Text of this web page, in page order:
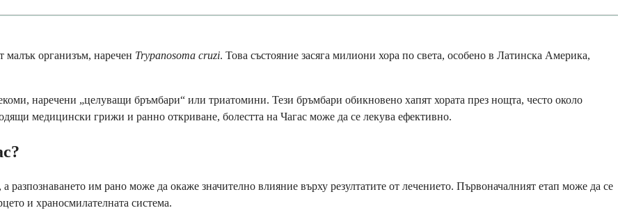
малък организъм, наречен Trypanosoma cruzi. Това състояние засяга милиони хора по света, особено в Латинска Америка,
наречени „целуващи бръмбари“ или триатомини. Тези бръмбари обикновено хапят хората през нощта, често около
медицински грижи и ранно откриване, болестта на Чагас може да се лекува ефективно.
разпознаването им рано може да окаже значително влияние върху резултатите от лечението. Първоначалният етап може да се
и храносмилателната система.